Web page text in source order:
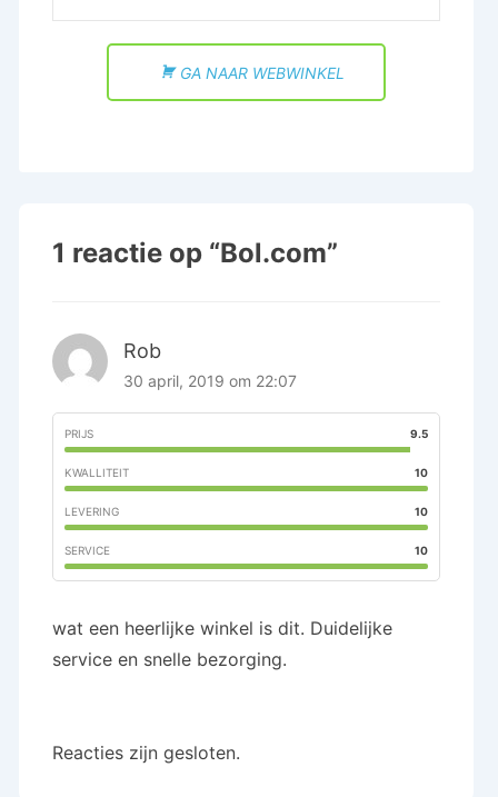
GA NAAR WEBWINKEL
1 reactie op “Bol.com”
Rob
30 april, 2019 om 22:07
PRIJS 9.5
KWALLITEIT 10
LEVERING 10
SERVICE 10
wat een heerlijke winkel is dit. Duidelijke
service en snelle bezorging.
Reacties zijn gesloten.